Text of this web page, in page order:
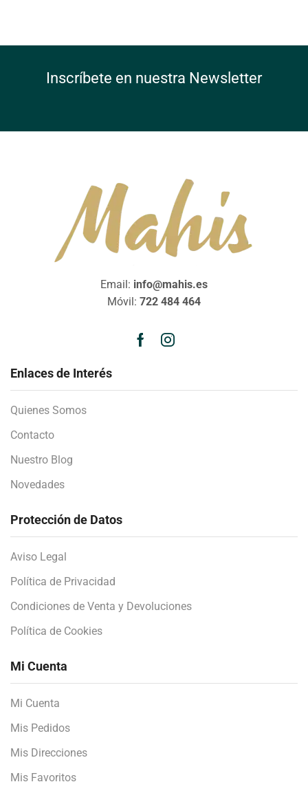
Inscríbete en nuestra Newsletter
Email: info@mahis.es
Móvil: 722 484 464
Enlaces de Interés
Quienes Somos
Contacto
Nuestro Blog
Novedades
Protección de Datos
Aviso Legal
Política de Privacidad
Condiciones de Venta y Devoluciones
Política de Cookies
Mi Cuenta
Mi Cuenta
Mis Pedidos
Mis Direcciones
Mis Favoritos